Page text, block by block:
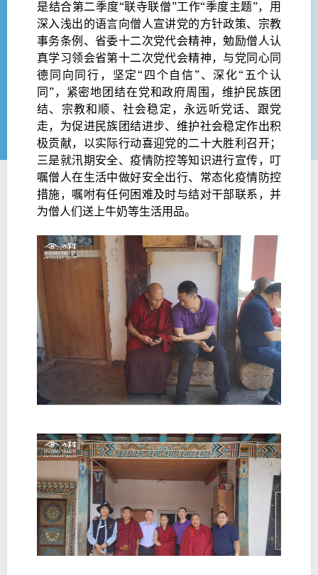
是结合第二季度“联寺联僧”工作“季度主题”，用
深入浅出的语言向僧人宣讲党的方针政策、宗教
事务条例、省委十二次党代会精神，勉励僧人认
真学习领会省第十二次党代会精神，与党同心同
德同向同行，坚定“四个自信”、深化“五个认
同”，紧密地团结在党和政府周围，维护民族团
结、宗教和顺、社会稳定，永远听党话、跟党
走，为促进民族团结进步、维护社会稳定作出积
极贡献，以实际行动喜迎党的二十大胜利召开；
三是就汛期安全、疫情防控等知识进行宣传，叮
嘱僧人在生活中做好安全出行、常态化疫情防控
措施，嘱咐有任何困难及时与结对干部联系，并
为僧人们送上牛奶等生活用品。